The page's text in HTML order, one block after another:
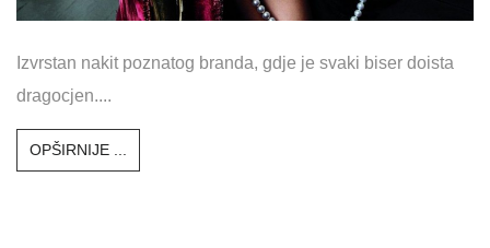
Izvrstan nakit poznatog branda, gdje je svaki biser doista
dragocjen....
OPŠIRNIJE ...